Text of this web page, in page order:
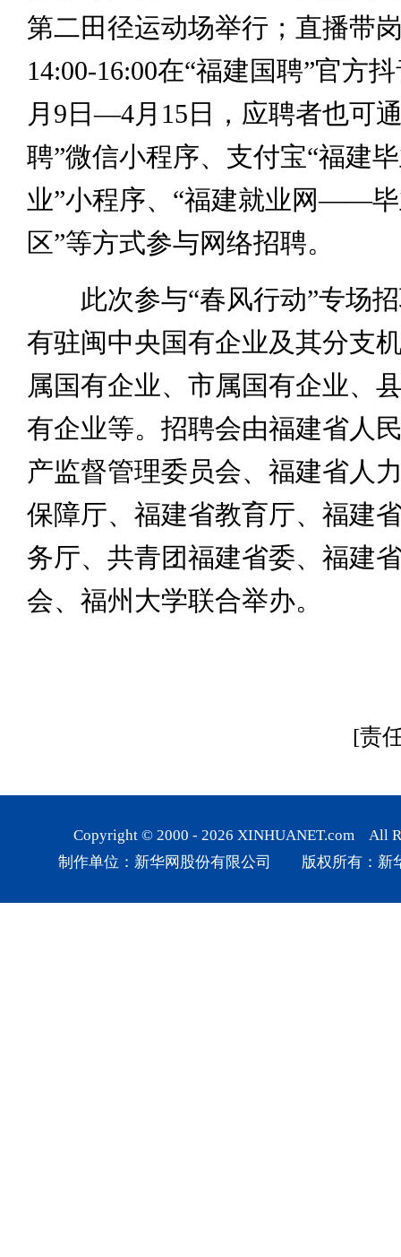
第二田径运动场举行；直播带
14:00-16:00在“福建国聘”官方
月9日—4月15日，应聘者也可
聘”微信小程序、支付宝“福建
业”小程序、“福建就业网——
区”等方式参与网络招聘。
此次参与“春风行动”专场招
有驻闽中央国有企业及其分支
属国有企业、市属国有企业、
有企业等。招聘会由福建省人
产监督管理委员会、福建省人
保障厅、福建省教育厅、福建
务厅、共青团福建省委、福建
会、福州大学联合举办。
[责
Copyright © 2000 - 2026 XINHUANET.com All
制作单位：新华网股份有限公司 版权所有：新